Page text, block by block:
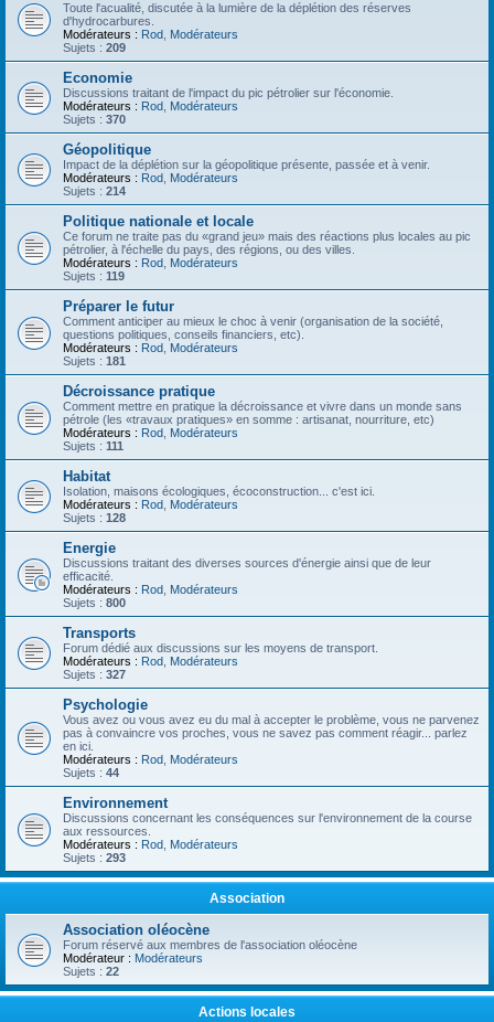
Toute l'acualité, discutée à la lumière de la déplétion des réserves
d'hydrocarbures.
Modérateurs : Rod Modérateurs
Sujets : 209
Economie
Discussions traitant de l'impact du pic pétrolier sur l'économie.
Modérateurs : Rod Modérateurs
Sujets : 370
Géopolitique
Impact de la déplétion sur la géopolitique présente, passée et à venir.
Modérateurs : Rod Modérateurs
Sujets : 214
Politique nationale et locale
Ce forum ne traite pas du «grand jeu» mais des réactions plus locales au pic
pétrolier, à l'échelle du pays, des régions, ou des villes.
Modérateurs : Rod Modérateurs
Sujets : 119
Préparer le futur
Comment anticiper au mieux le choc à venir (organisation de la société,
questions politiques, conseils financiers, etc).
Modérateurs : Rod Modérateurs
Sujets : 181
Décroissance pratique
Comment mettre en pratique la décroissance et vivre dans un monde sans
pétrole (les «travaux pratiques» en somme : artisanat, nourriture, etc)
Modérateurs : Rod Modérateurs
Sujets : 111
Habitat
Isolation, maisons écologiques, écoconstruction... c'est ici.
Modérateurs : Rod Modérateurs
Sujets : 128
Energie
Discussions traitant des diverses sources d'énergie ainsi que de leur
efficacité.
Modérateurs : Rod Modérateurs
Sujets : 800
Transports
Forum dédié aux discussions sur les moyens de transport.
Modérateurs : Rod Modérateurs
Sujets : 327
Psychologie
Vous avez ou vous avez eu du mal à accepter le problème, vous ne parvenez
pas à convaincre vos proches, vous ne savez pas comment réagir... parlez
en ici.
Modérateurs : Rod Modérateurs
Sujets : 44
Environnement
Discussions concernant les conséquences sur l'environnement de la course
aux ressources.
Modérateurs : Rod Modérateurs
Sujets : 293
Association
Association oléocène
Forum réservé aux membres de l'association oléocène
Modérateur : Modérateurs
Sujets : 22
Actions locales